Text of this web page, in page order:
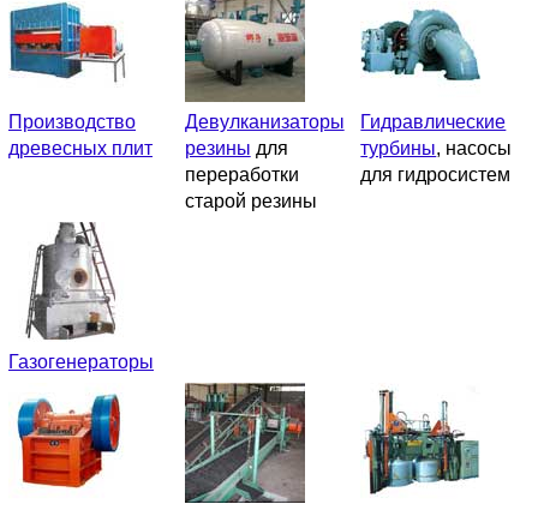
Производство
древесных плит
Девулканизаторы
резины для
переработки
старой резины
Гидравлические
турбины, насосы
для гидросистем
Газогенераторы